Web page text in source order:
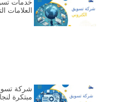
خدمات
العلامات
شركة
مبتكرة